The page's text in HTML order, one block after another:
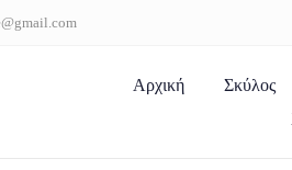
Αρχική Σκύλος